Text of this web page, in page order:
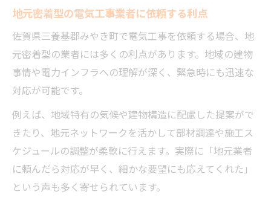
地元密着型の電気工事業者に依頼する利点
佐賀県三養基郡みやき町で電気工事を依頼する場合、地
元密着型の業者には多くの利点があります。地域の建物
事情や電力インフラへの理解が深く、緊急時にも迅速な
対応が可能です。
例えば、地域特有の気候や建物構造に配慮した提案がで
きたり、地元ネットワークを活かして部材調達や施工ス
ケジュールの調整が柔軟に行えます。実際に「地元業者
に頼んだら対応が早く、細かな要望にも応えてくれた」
という声も多く寄せられています。